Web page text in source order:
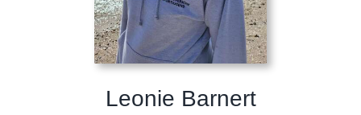
Leonie Barnert